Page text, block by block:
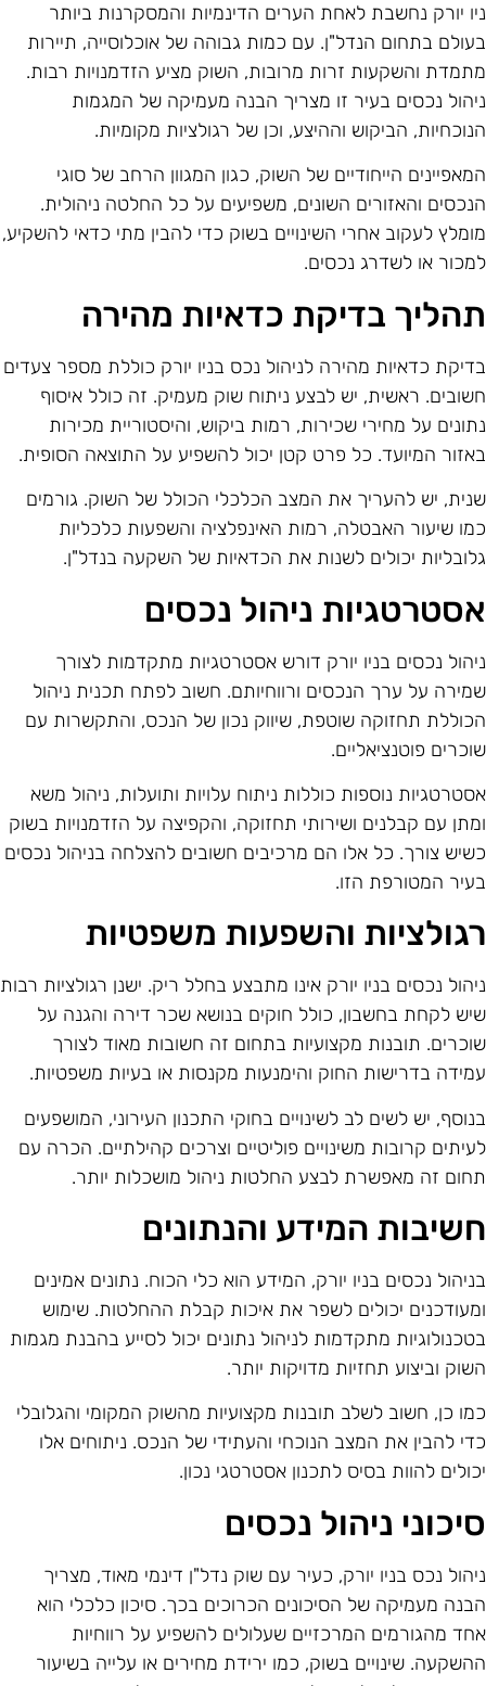
יורק נחשבת לאחת הערים הדינמיות והמסקרנות ביותר
בתחום הנדל"ן. עם כמות גבוהה של אוכלוסייה, תיירות
והשקעות זרות מרובות, השוק מציע הזדמנויות רבות.
נכסים בעיר זו מצריך הבנה מעמיקה של המגמות
הביקוש וההיצע, וכן של רגולציות מקומיות.
הייחודיים של השוק, כגון המגוון הרחב של סוגי
והאזורים השונים, משפיעים על כל החלטה ניהולית.
לעקוב אחרי השינויים בשוק כדי להבין מתי כדאי להשקיע,
או לשדרג נכסים.
בדיקת כדאיות מהירה
כדאיות מהירה לניהול נכס בניו יורק כוללת מספר צעדים
ראשית, יש לבצע ניתוח שוק מעמיק. זה כולל איסוף
על מחירי שכירות, רמות ביקוש, והיסטוריית מכירות
המיועד. כל פרט קטן יכול להשפיע על התוצאה הסופית.
יש להעריך את המצב הכלכלי הכולל של השוק. גורמים
שיעור האבטלה, רמות האינפלציה והשפעות כלכליות
יכולים לשנות את הכדאיות של השקעה בנדל"ן.
ניהול נכסים
נכסים בניו יורק דורש אסטרטגיות מתקדמות לצורך
על ערך הנכסים ורווחיותם. חשוב לפתח תכנית ניהול
תחזוקה שוטפת, שיווק נכון של הנכס, והתקשרות עם
פוטנציאליים.
נוספות כוללות ניתוח עלויות ותועלות, ניהול משא
עם קבלנים ושירותי תחזוקה, והקפיצה על הזדמנויות בשוק
צורך. כל אלו הם מרכיבים חשובים להצלחה בניהול נכסים
המטורפת הזו.
והשפעות משפטיות
נכסים בניו יורק אינו מתבצע בחלל ריק. ישנן רגולציות רבות
לקחת בחשבון, כולל חוקים בנושא שכר דירה והגנה על
תובנות מקצועיות בתחום זה חשובות מאוד לצורך
בדרישות החוק והימנעות מקנסות או בעיות משפטיות.
יש לשים לב לשינויים בחוקי התכנון העירוני, המושפעים
קרובות משינויים פוליטיים וצרכים קהילתיים. הכרה עם
זה מאפשרת לבצע החלטות ניהול מושכלות יותר.
המידע והנתונים
נכסים בניו יורק, המידע הוא כלי הכוח. נתונים אמינים
יכולים לשפר את איכות קבלת ההחלטות. שימוש
מתקדמות לניהול נתונים יכול לסייע בהבנת מגמות
וביצוע תחזיות מדויקות יותר.
כן, חשוב לשלב תובנות מקצועיות מהשוק המקומי והגלובלי
להבין את המצב הנוכחי והעתידי של הנכס. ניתוחים אלו
להוות בסיס לתכנון אסטרטגי נכון.
ניהול נכסים
נכס בניו יורק, כעיר עם שוק נדל"ן דינמי מאוד, מצריך
מעמיקה של הסיכונים הכרוכים בכך. סיכון כלכלי הוא
מהגורמים המרכזיים שעלולים להשפיע על רווחיות
שינויים בשוק, כמו ירידת מחירים או עלייה בשיעור